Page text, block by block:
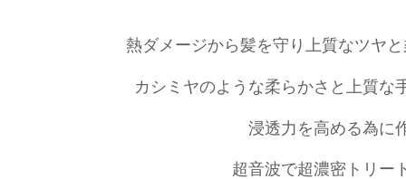
熱ダメージから髪を守り上質なツヤ
カシミヤのような柔らかさと上質な
浸透力を高める為に
超音波で超濃密トリー